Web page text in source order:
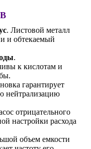
. Листовой металл
и обтекаемый
.
к кислотам и
гарантирует
нейтрализацию
отрицательного
настройки расхода
объем емкости